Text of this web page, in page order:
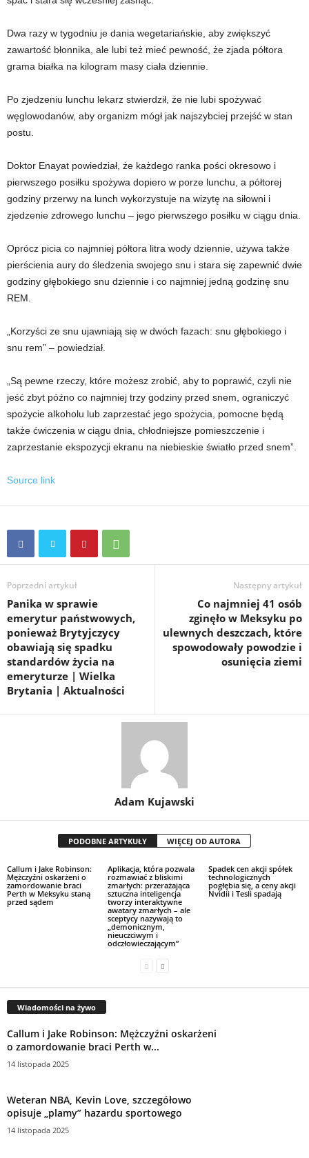
Dwa razy w tygodniu je dania wegetariańskie, aby zwiększyć
zawartość błonnika, ale lubi też mieć pewność, że zjada półtora
grama białka na kilogram masy ciała dziennie.
Po zjedzeniu lunchu lekarz stwierdził, że nie lubi spożywać
węglowodanów, aby organizm mógł jak najszybciej przejść w stan
postu.
Doktor Enayat powiedział, że każdego ranka pości okresowo i
pierwszego posiłku spożywa dopiero w porze lunchu, a półtorej
godziny przerwy na lunch wykorzystuje na wizytę na siłowni i
zjedzenie zdrowego lunchu – jego pierwszego posiłku w ciągu dnia.
Oprócz picia co najmniej półtora litra wody dziennie, używa także
pierścienia aury do śledzenia swojego snu i stara się zapewnić dwie
godziny głębokiego snu dziennie i co najmniej jedną godzinę snu
REM.
„Korzyści ze snu ujawniają się w dwóch fazach: snu głębokiego i
snu rem” – powiedział.
„Są pewne rzeczy, które możesz zrobić, aby to poprawić, czyli nie
jeść zbyt późno co najmniej trzy godziny przed snem, ograniczyć
spożycie alkoholu lub zaprzestać jego spożycia, pomocne będą
także ćwiczenia w ciągu dnia, chłodniejsze pomieszczenie i
zaprzestanie ekspozycji ekranu na niebieskie światło przed snem”.
Source link
Poprzedni artykuł
Panika w sprawie
emerytur państwowych,
ponieważ Brytyjczycy
obawiają się spadku
standardów życia na
emeryturze | Wielka
Brytania | Aktualności
Następny artykuł
Co najmniej 41 osób
zginęło w Meksyku po
ulewnych deszczach, które
spowodowały powodzie i
osunięcia ziemi
Adam Kujawski
PODOBNE ARTYKUŁY WIĘCEJ OD AUTORA
Callum i Jake Robinson:
Mężczyźni oskarżeni o
zamordowanie braci
Perth w Meksyku staną
przed sądem
Aplikacja, która pozwala
rozmawiać z bliskimi
zmarłych: przerażająca
sztuczna inteligencja
tworzy interaktywne
awatary zmarłych – ale
sceptycy nazywają to
„demonicznym,
nieuczciwym i
odczłowieczającym”
Spadek cen akcji spółek
technologicznych
pogłębia się, a ceny akcji
Nvidii i Tesli spadają
Wiadomości na żywo
Callum i Jake Robinson: Mężczyźni oskarżeni
o zamordowanie braci Perth w...
14 listopada 2025
Weteran NBA, Kevin Love, szczegółowo
opisuje „plamy” hazardu sportowego
14 listopada 2025